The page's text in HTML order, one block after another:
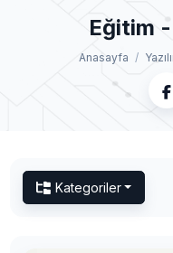
Eğitim -
Anasayfa
Kategoriler